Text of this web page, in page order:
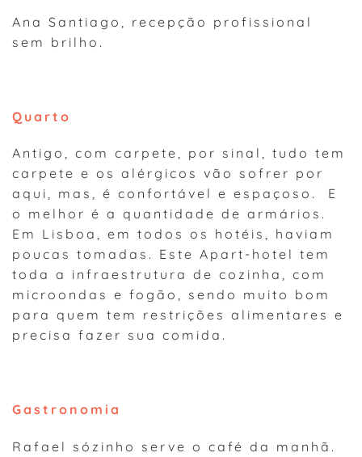
Ana Santiago, recepção profissional
sem brilho.
Quarto
Antigo, com carpete, por sinal, tudo tem
carpete e os alérgicos vão sofrer por
aqui, mas, é confortável e espaçoso. E
o melhor é a quantidade de armários.
Em Lisboa, em todos os hotéis, haviam
poucas tomadas. Este Apart-hotel tem
toda a infraestrutura de cozinha, com
microondas e fogão, sendo muito bom
para quem tem restrições alimentares e
precisa fazer sua comida.
Gastronomia
Rafael sózinho serve o café da manhã.